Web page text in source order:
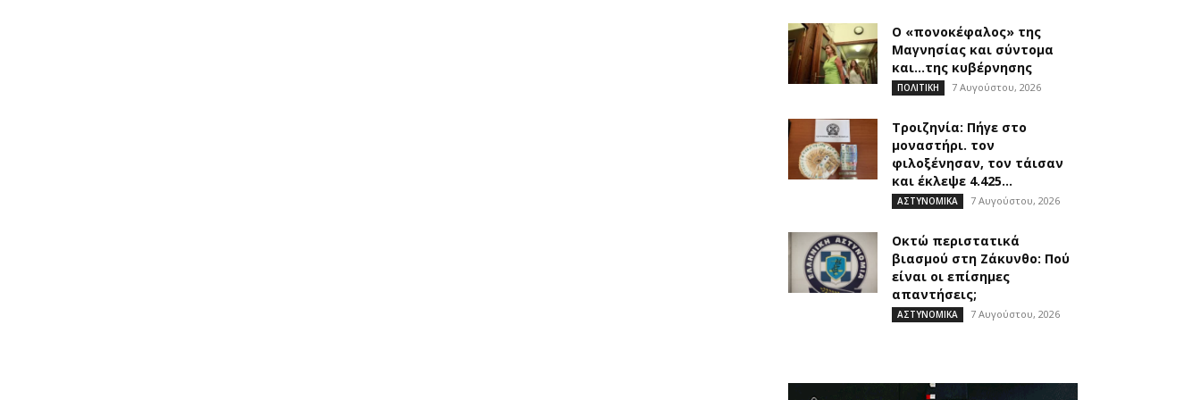
Ο «πονοκέφαλος» της
Μαγνησίας και σύντομα
και…της κυβέρνησης
ΠΟΛΙΤΙΚΗ 7 Αυγούστου, 2026
Τροιζηνία: Πήγε στο
μοναστήρι. τον
φιλοξένησαν, τον τάισαν
και έκλεψε 4.425...
ΑΣΤΥΝΟΜΙΚΑ 7 Αυγούστου, 2026
Οκτώ περιστατικά
βιασμού στη Ζάκυνθο: Πού
είναι οι επίσημες
απαντήσεις;
ΑΣΤΥΝΟΜΙΚΑ 7 Αυγούστου, 2026